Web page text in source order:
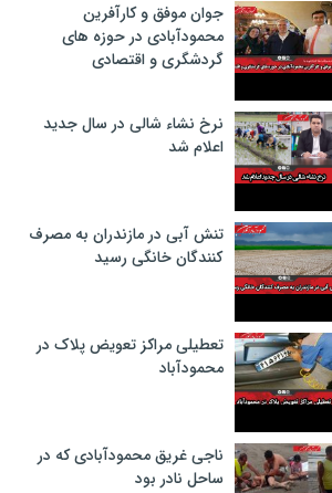
جوان موفق و کارآفرین
محمودآبادی در حوزه های
گردشگری و اقتصادی
نرخ نشاء شالی در سال جدید
اعلام شد
تنش آبی در مازندران به مصرف
كنندگان خانگی رسيد
تعطیلی مراکز تعویض پلاک در
محمودآباد
ناجی غریق محمودآبادی که در
ساحل نادر بود